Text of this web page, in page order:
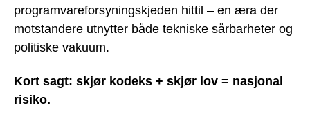
programvareforsyningskjeden hittil – en æra der
motstandere utnytter både tekniske sårbarheter og
politiske vakuum.
Kort sagt: skjør kodeks + skjør lov = nasjonal
risiko.